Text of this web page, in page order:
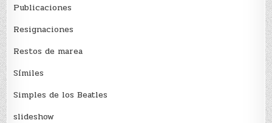
Publicaciones
Resignaciones
Restos de marea
Sí­miles
Simples de los Beatles
slideshow